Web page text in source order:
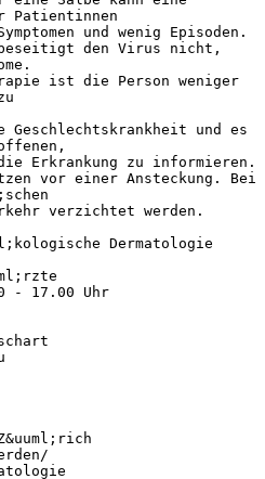
Patientinnen
und wenig Episoden.
den Virus nicht,
ist die Person weniger
und es
Erkrankung zu informieren.
vor einer Ansteckung. Bei
verzichtet werden.
Dermatologie
- 17.00 Uhr